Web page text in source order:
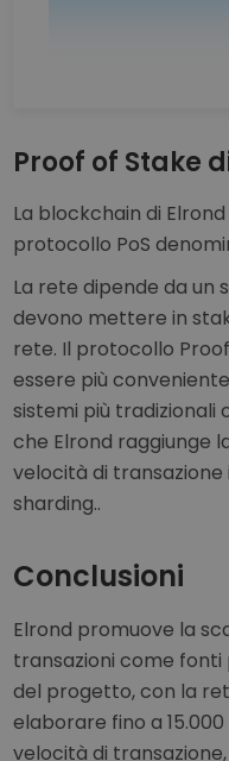
Proof of Stake
La blockchain di
protocollo PoS
La rete dipende da un
devono mettere in
rete. Il protocollo
essere più
sistemi più tradizionali
che Elrond raggiunge
velocità di
sharding..
Conclusioni
Elrond promuove la
transazioni come
del progetto, con la
elaborare fino a
velocità di